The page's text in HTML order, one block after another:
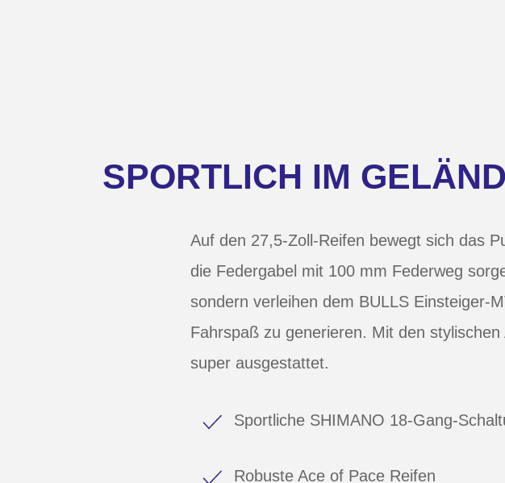
SPORTLICH IM
Auf den 27,5-Zoll-Reifen bewegt sich das
die Federgabel mit 100 mm Federweg
sondern verleihen dem BULLS Einsteiger-
Fahrspaß zu generieren. Mit den
super ausgestattet.
Sportliche SHIMANO 18-Gang-
Robuste Ace of Pace Reifen